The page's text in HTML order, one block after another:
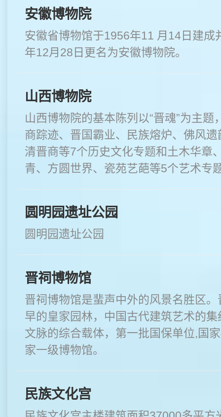
安徽博物院
安徽省博物馆于1956年11 月14日建成
年12月28日更名为安徽博物院。
山西博物院
山西博物院的基本陈列以“晋魂”为主题
商踪迹、晋国霸业、民族熔炉、佛风
清晋商等7个历史文化专题和土木华章
青、方圆世界、瓷苑艺葩等5个艺术专
圆明园遗址公园
圆明园遗址公园
晋祠博物馆
晋祠博物馆是蜚声中外的风景名胜区
早的皇家园林，中国古代建筑艺术的
文脉的综合载体，第一批国保单位,国
家一级博物馆。
民族文化宫